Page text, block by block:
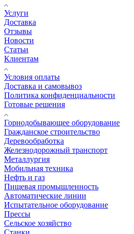
Услуги
Доставка
Отзывы
Новости
Статьи
Клиентам
Условия оплаты
Доставка и самовывоз
Политика конфиденциальности
Готовые решения
Горнодобывающее оборудование
Гражданское строительство
Деревообработка
Железнодорожный транспорт
Металлургия
Мобильная техника
Нефть и газ
Пищевая промышленность
Автоматические линии
Испытательное оборудование
Прессы
Сельское хозяйство